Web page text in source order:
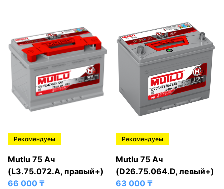
Рекомендуем
Mutlu 75 Ач
(L3.75.072.A, правый+)
66 000₸
Рекомендуем
Mutlu 75 Ач
(D26.75.064.D, левый+)
63 000₸